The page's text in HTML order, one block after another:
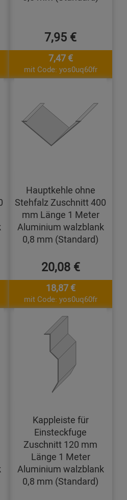
7,95 €
7,47 €
mit Code: yos0uq60fr
Hauptkehle ohne
Stehfalz Zuschnitt 400
mm Länge 1 Meter
Aluminium walzblank
0,8 mm (Standard)
20,08 €
18,87 €
mit Code: yos0uq60fr
Kappleiste für
Einsteckfuge
Zuschnitt 120 mm
Länge 1 Meter
Aluminium walzblank
0,8 mm (Standard)